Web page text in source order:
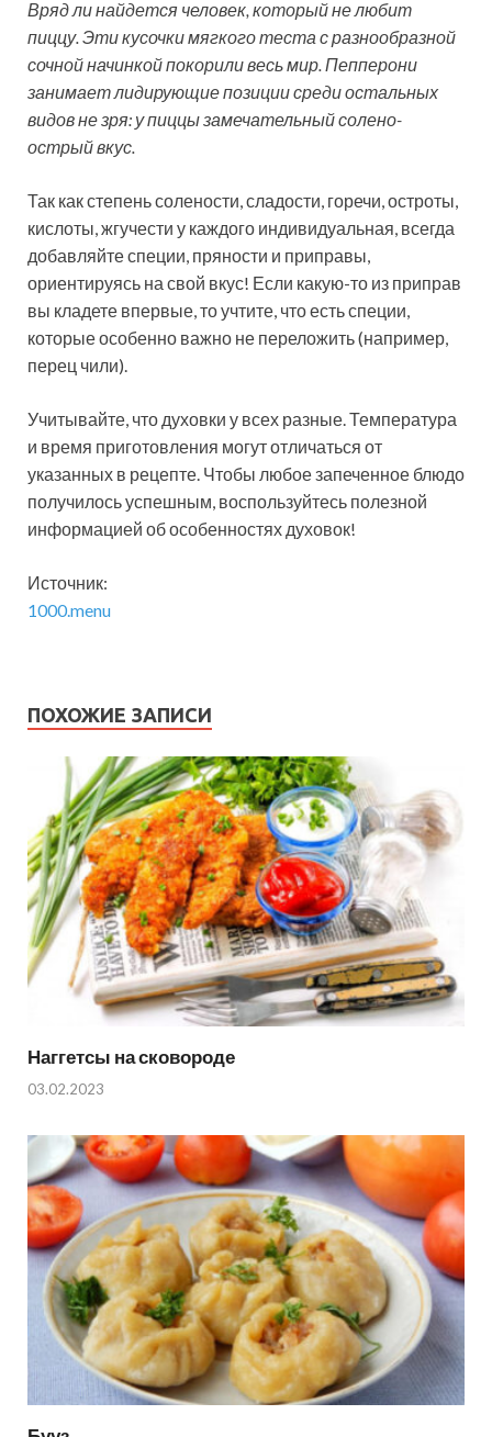
Вряд ли найдется человек, который не любит
пиццу. Эти кусочки мягкого теста с разнообразной
сочной начинкой покорили весь мир. Пепперони
занимает лидирующие позиции среди остальных
видов не зря: у пиццы замечательный солено-
острый вкус.
Так как степень солености, сладости, горечи, остроты,
кислоты, жгучести у каждого индивидуальная, всегда
добавляйте специи, пряности и приправы,
ориентируясь на свой вкус! Если какую-то из приправ
вы кладете впервые, то учтите, что есть специи,
которые особенно важно не переложить (например,
перец чили).
Учитывайте, что духовки у всех разные. Температура
и время приготовления могут отличаться от
указанных в рецепте. Чтобы любое запеченное блюдо
получилось успешным, воспользуйтесь полезной
информацией об особенностях духовок!
Источник:
1000.menu
ПОХОЖИЕ ЗАПИСИ
Наггетсы на сковороде
03.02.2023